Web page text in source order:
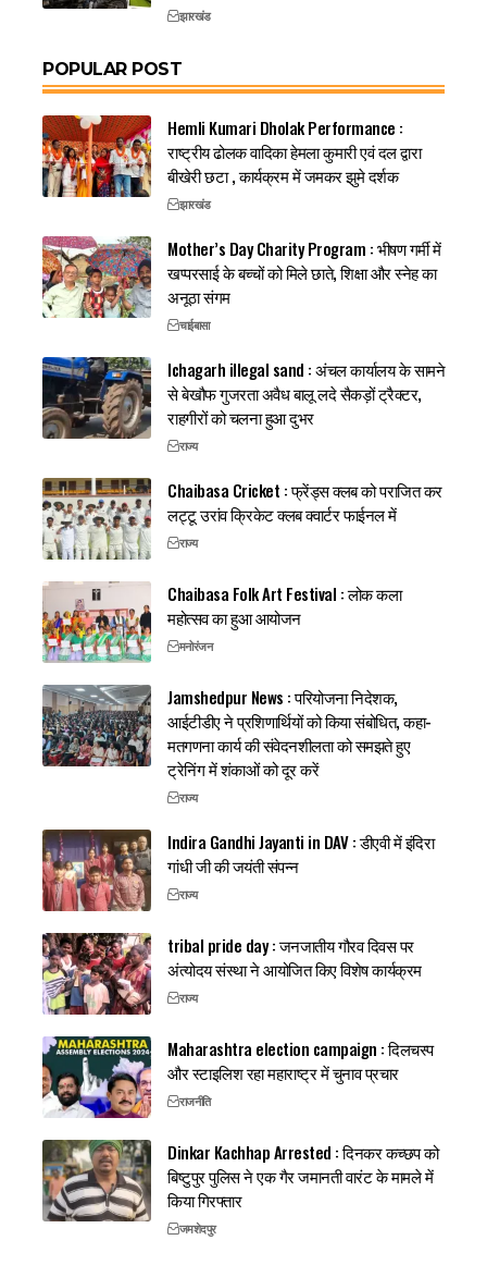
झारखंड
POPULAR POST
Hemli Kumari Dholak Performance :
राष्ट्रीय ढोलक वादिका हेमला कुमारी एवं दल द्वारा
बीखेरी छटा , कार्यक्रम में जमकर झुमे दर्शक
झारखंड
Mother’s Day Charity Program : भीषण गर्मी में
खप्परसाई के बच्चों को मिले छाते, शिक्षा और स्नेह का
अनूठा संगम
चाईबासा
Ichagarh illegal sand : अंचल कार्यालय के सामने
से बेखौफ गुजरता अवैध बालू लदे सैकड़ों ट्रैक्टर,
राहगीरों को चलना हुआ दुभर
राज्य
Chaibasa Cricket : फ्रेंड्स क्लब को पराजित कर
लट्टू उरांव क्रिकेट क्लब क्वार्टर फाईनल में
राज्य
Chaibasa Folk Art Festival : लोक कला
महोत्सव का हुआ आयोजन
मनोरंजन
Jamshedpur News : परियोजना निदेशक,
आईटीडीए ने प्रशिणार्थियों को किया संबोधित, कहा-
मतगणना कार्य की संवेदनशीलता को समझते हुए
ट्रेनिंग में शंकाओं को दूर करें
राज्य
Indira Gandhi Jayanti in DAV : डीएवी में इंदिरा
गांधी जी की जयंती संपन्न
राज्य
tribal pride day : जनजातीय गौरव दिवस पर
अंत्योदय संस्था ने आयोजित किए विशेष कार्यक्रम
राज्य
Maharashtra election campaign : दिलचस्प
और स्टाइलिश रहा महाराष्ट्र में चुनाव प्रचार
राजनीति
Dinkar Kachhap Arrested : दिनकर कच्छप को
बिष्टुपुर पुलिस ने एक गैर जमानती वारंट के मामले में
किया गिरफ्तार
जमशेदपुर